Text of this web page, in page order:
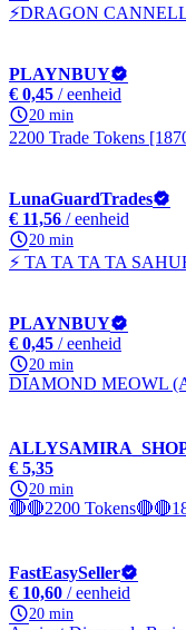
⚡DRAGON
PLAYNBUY
€ 0,45 / eenheid
20 min
2200 Trade Tokens
LunaGuardTrades
€ 11,56 / eenheid
20 min
⚡ TA TA TA TA
PLAYNBUY
€ 0,45 / eenheid
20 min
DIAMOND MEOWL
€ 5,35
20 min
🔴🔴2200
FastEasySeller
€ 10,60 / eenheid
20 min